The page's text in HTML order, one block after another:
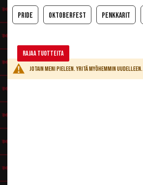
Pride Oktoberfest Penkkarit
Rajaa tuotteita
Jotain meni pieleen. Yritä myöhemmin uudelleen.